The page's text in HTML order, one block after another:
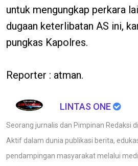
untuk mengungkap perkara
dugaan keterlibatan AS ini,
pungkas Kapolres.
Reporter : atman.
LINTAS ONE
Seorang jurnalis dan Pimpinan Redaksi
Aktif dalam dunia publikasi berita,
pendampingan masyarakat melalui